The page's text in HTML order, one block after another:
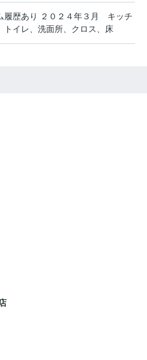
履歴あり ２０２４年３月 キッチ
トイレ、洗面所、クロス、床